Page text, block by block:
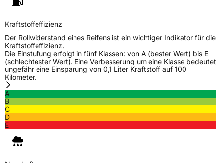
Kraftstoffeffizienz
Der Rollwiderstand eines Reifens ist ein wichtiger Indikator für die
Kraftstoffeffizienz.
Die Einstufung erfolgt in fünf Klassen: von A (bester Wert) bis E
(schlechtester Wert). Eine Verbesserung um eine Klasse bedeutet
ungefähr eine Einsparung von 0,1 Liter Kraftstoff auf 100
Kilometer.
A
B
C
D
E